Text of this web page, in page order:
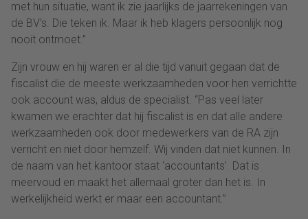
met hun situatie, want ik zie jaarlijks de jaarrekeningen van
de BV’s. Die teken ik. Maar ik heb klagers persoonlijk nog
nooit ontmoet.”
Zijn vrouw en hij waren er al die tijd vanuit gegaan dat de
fiscalist die de meeste werkzaamheden voor hen verrichtte
ook account was, aldus de specialist. “Pas veel later
kwamen we erachter dat hij fiscalist is en dat alle andere
werkzaamheden ook door medewerkers van de RA zijn
verricht en niet door hemzelf. Wij vinden dat niet kunnen. In
de naam van het kantoor staat ‘accountants’. Dat is
meervoud en maakt het allemaal groter dan het is. In
werkelijkheid werkt er maar een accountant.”